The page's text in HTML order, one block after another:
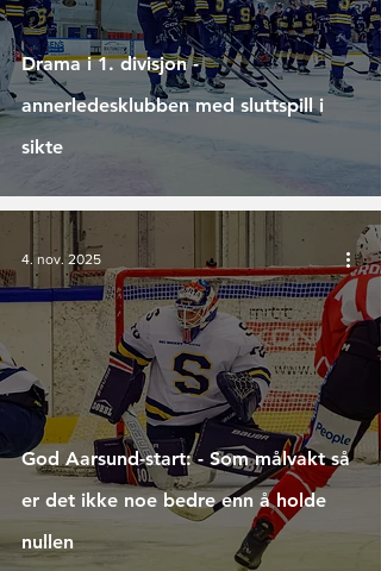
Drama i 1. divisjon -
annerledesklubben med sluttspill i
sikte
God Aarsund-start: - Som målvakt så
er det ikke noe bedre enn å holde
nullen
4. nov. 2025